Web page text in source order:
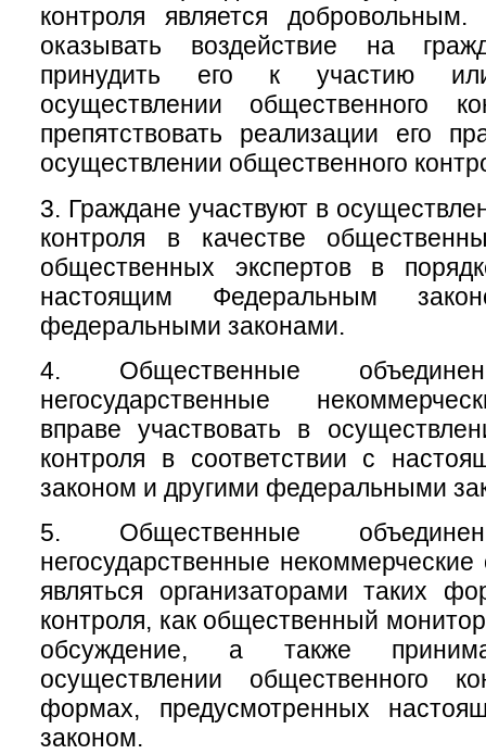
контроля является
оказывать воздействие на
принудить его к участию
осуществлении общественного
препятствовать реализации его
осуществлении общественного
3. Граждане участвуют в
контроля в качестве
общественных экспертов в
настоящим Федеральным
федеральными законами.
4. Общественные
негосударственные
вправе участвовать в
контроля в соответствии с
законом и другими федеральными
5. Общественные
негосударственные некоммерческие
являться организаторами таких
контроля, как общественный
обсуждение, а также
осуществлении общественного
формах, предусмотренных
законом.